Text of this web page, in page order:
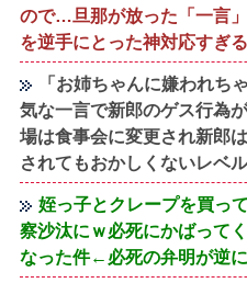
ので…旦那が放った「一言
を逆手にとった神対応すぎる
「お姉ちゃんに嫌われち
気な一言で新郎のゲス行為
場は食事会に変更され新郎
されてもおかしくないレベ
姪っ子とクレープを買っ
察沙汰にｗ必死にかばって
なった件←必死の弁明が逆